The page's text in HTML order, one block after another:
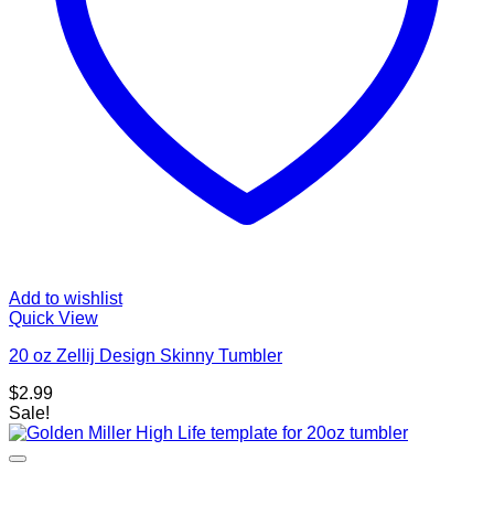
Add to wishlist
Quick View
20 oz Zellij Design Skinny Tumbler
$2.99
Sale!